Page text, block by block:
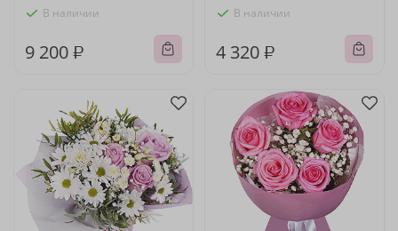
В наличии
9 200 ₽
В наличии
4 320 ₽